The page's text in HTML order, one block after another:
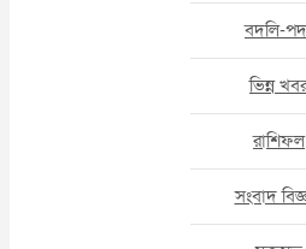
বদলি-
ভিন্ন
রাশিফল
সংবাদ